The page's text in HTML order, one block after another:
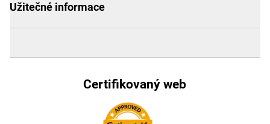
Užitečné informace
Certifikovaný web